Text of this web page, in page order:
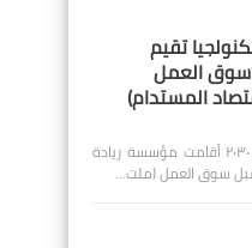
تقيم
العمل
المستدام)
✍️ سهيلة محي على نهج رؤية مصر ٢٠٣٠ أقامت مؤسسة ريادة